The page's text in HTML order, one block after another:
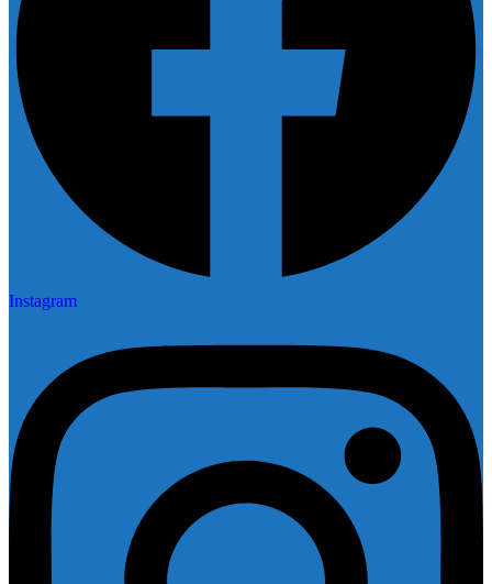
Instagram